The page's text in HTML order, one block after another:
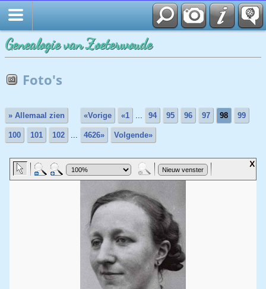
Genealogie van Zoeterwoude
Foto's
» Allemaal zien «Vorige «1 ... 94 95 96 97 98 99
100 101 102 ... 4626» Volgende»